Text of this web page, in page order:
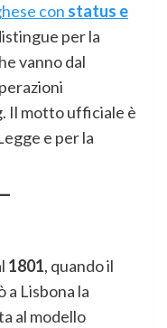
con status e
per la
vanno dal
Il motto ufficiale è
e per la
1801, quando il
a Lisbona la
al modello